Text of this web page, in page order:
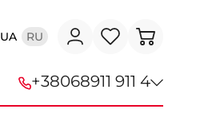
UA RU
+38068911 911 4